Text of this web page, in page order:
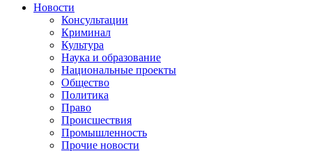
Новости
Консультации
Криминал
Культура
Наука и образование
Национальные проекты
Общество
Политика
Право
Происшествия
Промышленность
Прочие новости